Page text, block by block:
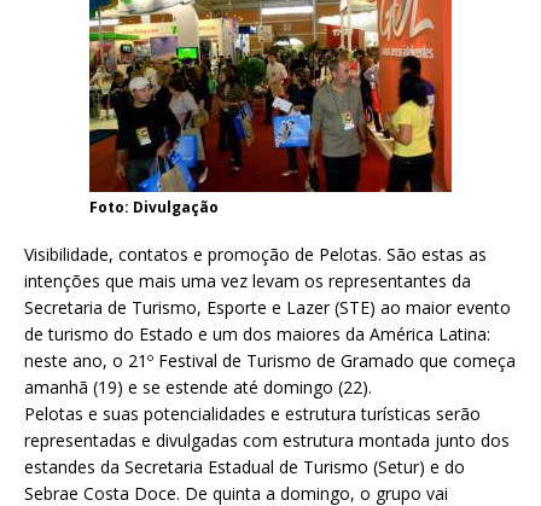
Foto: Divulgação
Visibilidade, contatos e promoção de Pelotas. São estas as
intenções que mais uma vez levam os representantes da
Secretaria de Turismo, Esporte e Lazer (STE) ao maior evento
de turismo do Estado e um dos maiores da América Latina:
neste ano, o 21º Festival de Turismo de Gramado que começa
amanhã (19) e se estende até domingo (22).
Pelotas e suas potencialidades e estrutura turísticas serão
representadas e divulgadas com estrutura montada junto dos
estandes da Secretaria Estadual de Turismo (Setur) e do
Sebrae Costa Doce. De quinta a domingo, o grupo vai